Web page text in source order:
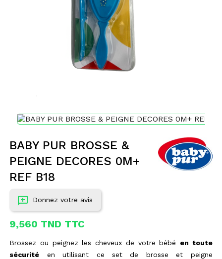
BABY PUR BROSSE &
PEIGNE DECORES 0M+
REF B18
Donnez votre avis
9,560 TND TTC
Brossez ou peignez les cheveux de votre bébé en toute
sécurité en utilisant ce set de brosse et peigne